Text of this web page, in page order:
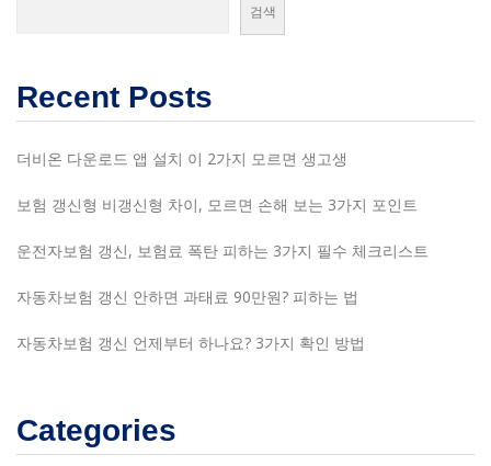
검색
Recent Posts
더비온 다운로드 앱 설치 이 2가지 모르면 생고생
보험 갱신형 비갱신형 차이, 모르면 손해 보는 3가지 포인트
운전자보험 갱신, 보험료 폭탄 피하는 3가지 필수 체크리스트
자동차보험 갱신 안하면 과태료 90만원? 피하는 법
자동차보험 갱신 언제부터 하나요? 3가지 확인 방법
Categories